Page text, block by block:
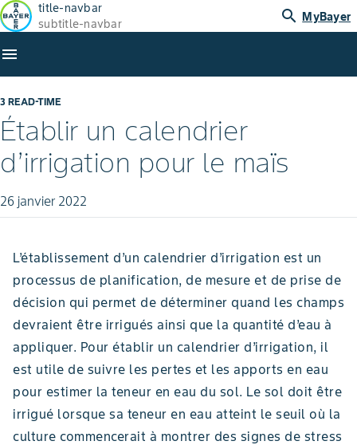
title-navbar
subtitle-navbar
search MyBayer
menu
3 READ-TIME
Établir un calendrier
d’irrigation pour le maïs
26 janvier 2022
L’établissement d’un calendrier d’irrigation est un
processus de planification, de mesure et de prise de
décision qui permet de déterminer quand les champs
devraient être irrigués ainsi que la quantité d’eau à
appliquer. Pour établir un calendrier d’irrigation, il
est utile de suivre les pertes et les apports en eau
pour estimer la teneur en eau du sol. Le sol doit être
irrigué lorsque sa teneur en eau atteint le seuil où la
culture commencerait à montrer des signes de stress